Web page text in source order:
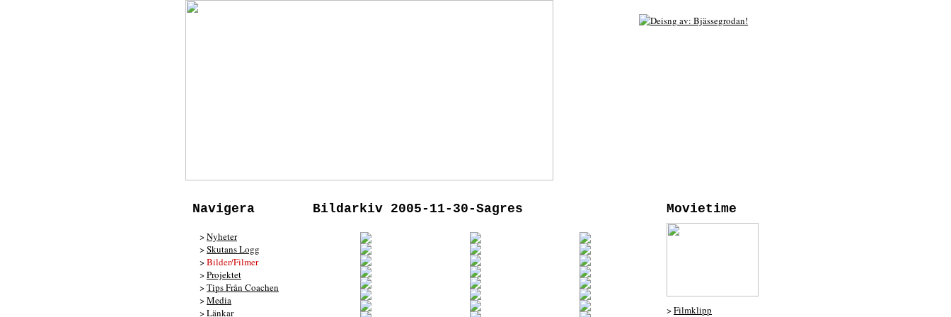
Navigera
>Nyheter
>Skutans Logg
>Bilder/Filmer
>Projektet
>Tips Från Coachen
>Media
>Länkar
Bildarkiv 2005-11-30-Sagres Movietime
>Filmklipp